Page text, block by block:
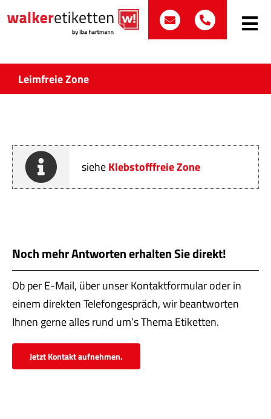
Inhalt
post@walker-
+49Toggle
Leimfreie Zone
sieheKlebstofffreie Zone
Noch mehr Antworten erhalten Sie direkt!
Ob per E-Mail, über unser Kontaktformular oder in
einem direkten Telefongespräch, wir beantworten
Ihnen gerne alles rund um’s Thema Etiketten.
Jetzt Kontakt aufnehmen.